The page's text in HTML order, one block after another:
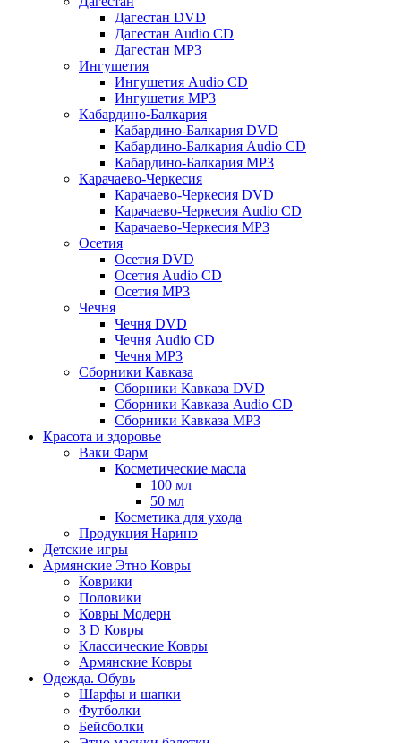
Дагестан DVD
Дагестан Audio CD
Дагестан MP3
Ингушетия
Ингушетия Audio CD
Ингушетия MP3
Кабардино-Балкария
Кабардино-Балкария DVD
Кабардино-Балкария Audio CD
Кабардино-Балкария MP3
Карачаево-Черкесия
Карачаево-Черкесия DVD
Карачаево-Черкесия Audio CD
Карачаево-Черкесия MP3
Осетия
Осетия DVD
Осетия Audio CD
Осетия MP3
Чечня
Чечня DVD
Чечня Audio CD
Чечня MP3
Сборники Кавказа
Сборники Кавказа DVD
Сборники Кавказа Audio CD
Сборники Кавказа MP3
Красота и здоровье
Ваки Фарм
Косметические масла
100 мл
50 мл
Косметика для ухода
Продукция Наринэ
Детские игры
Армянские Этно Ковры
Коврики
Половики
Ковры Модерн
3 D Ковры
Классические Ковры
Армянские Ковры
Одежда. Обувь
Шарфы и шапки
Футболки
Бейсболки